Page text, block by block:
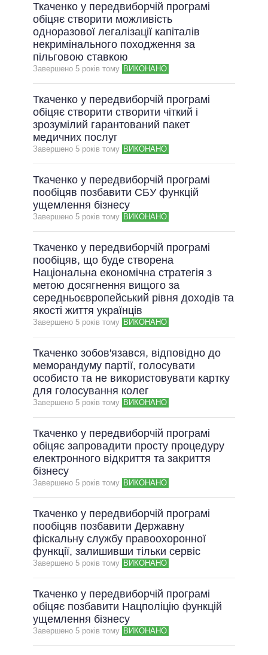
Ткаченко у передвиборчій програмі
обіцяє створити можливість
одноразової легалізації капіталів
некримінального походження за
пільговою ставкою
Завершено 5 рокiв тому ВИКОНАНО
Ткаченко у передвиборчій програмі
обіцяє створити створити чіткий і
зрозумілий гарантований пакет
медичних послуг
Завершено 5 рокiв тому ВИКОНАНО
Ткаченко у передвиборчій програмі
пообіцяв позбавити СБУ функцій
ущемлення бізнесу
Завершено 5 рокiв тому ВИКОНАНО
Ткаченко у передвиборчій програмі
пообіцяв, що буде створена
Національна економічна стратегія з
метою досягнення вищого за
середньоєвропейський рівня доходів та
якості життя українців
Завершено 5 рокiв тому ВИКОНАНО
Ткаченко зобов'язався, відповідно до
меморандуму партії, голосувати
особисто та не використовувати картку
для голосування колег
Завершено 5 рокiв тому ВИКОНАНО
Ткаченко у передвиборчій програмі
обіцяє запровадити просту процедуру
електронного відкриття та закриття
бізнесу
Завершено 5 рокiв тому ВИКОНАНО
Ткаченко у передвиборчій програмі
пообіцяв позбавити Державну
фіскальну службу правоохоронної
функції, залишивши тільки сервіс
Завершено 5 рокiв тому ВИКОНАНО
Ткаченко у передвиборчій програмі
обіцяє позбавити Нацполіцію функцій
ущемлення бізнесу
Завершено 5 рокiв тому ВИКОНАНО